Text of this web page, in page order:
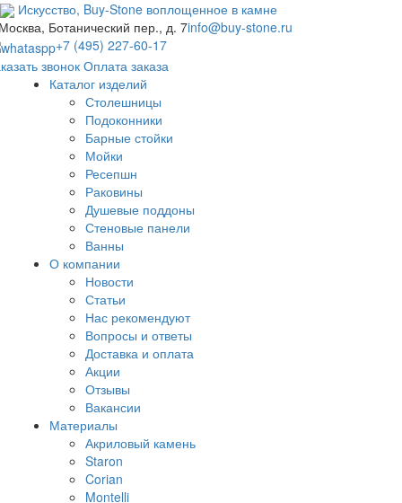
Искусство, Buy-Stone воплощенное в камне
Ботанический пер., д. 7info@buy-stone.ru
+7 (495) 227-60-17
звонок Оплата заказа
Каталог изделий
Столешницы
Подоконники
Барные стойки
Мойки
Ресепшн
Раковины
Душевые поддоны
Стеновые панели
Ванны
О компании
Новости
Статьи
Нас рекомендуют
Вопросы и ответы
Доставка и оплата
Акции
Отзывы
Вакансии
Материалы
Акриловый камень
Staron
Corian
Montelli